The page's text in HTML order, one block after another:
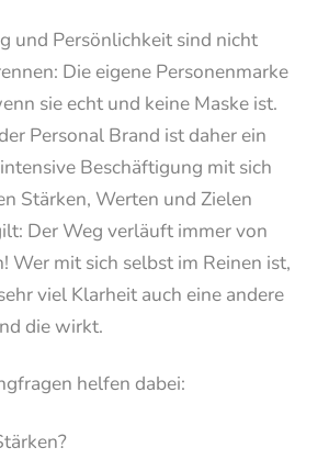
und Persönlichkeit sind nicht
Die eigene Personenmarke
sie echt und keine Maske ist.
Personal Brand ist daher ein
Beschäftigung mit sich
Stärken, Werten und Zielen
Der Weg verläuft immer von
Wer mit sich selbst im Reinen ist,
viel Klarheit auch eine andere
die wirkt.
helfen dabei: